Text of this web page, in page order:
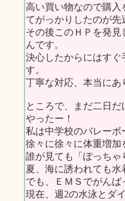
高い買い物なので購
てがっかりしたのが先
その後このＨＰを発
んです。
決心したからにはすぐ
す。
丁寧な対応、本当にあ
ところで、まだ二日
やったー！
私は中学校のバレーボ
徐々に徐々に体重増
誰が見ても「ぽっち
夏、海に誘われても
でも、ＥＭＳでがん
現在、週2の水泳とダ